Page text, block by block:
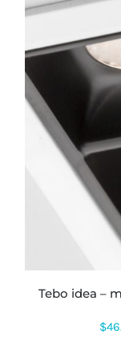
tebo idea – mini spot led integrado de embutir
$